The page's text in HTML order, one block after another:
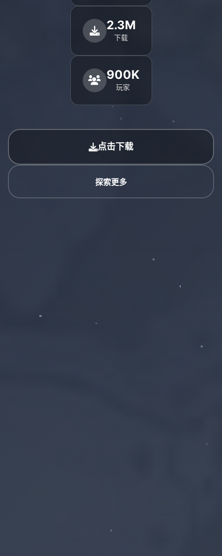
2.3M
下载
900K
玩家
点击下载
探索更多